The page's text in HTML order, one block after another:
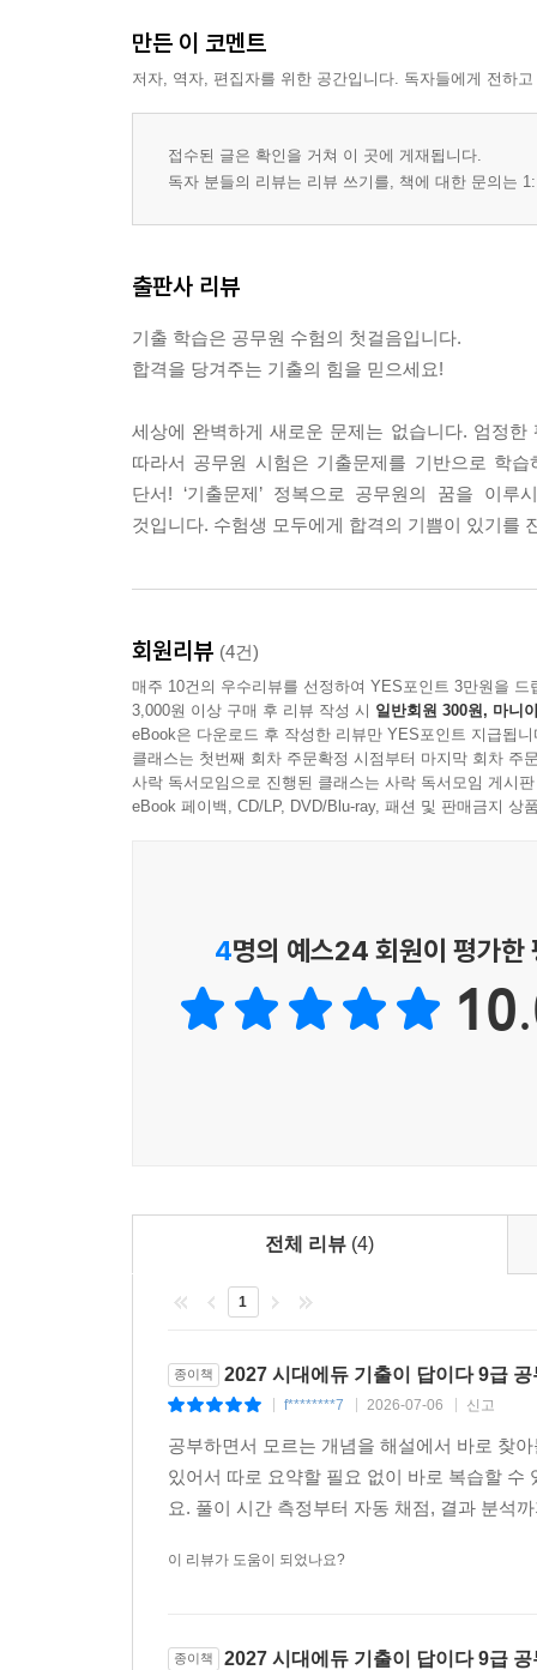
만든 이 코멘트
저자, 역자, 편집자를 위한 공간입니다. 독자들에게 전하
접수된 글은 확인을 거쳐 이 곳에 게재됩니다.
독자 분들의 리뷰는 리뷰 쓰기를, 책에 대한 문의는
출판사 리뷰
기출 학습은 공무원 수험의 첫걸음입니다.
합격을 당겨주는 기출의 힘을 믿으세요!
세상에 완벽하게 새로운 문제는 없습니다. 엄정
따라서 공무원 시험은 기출문제를 기반으로 학
단서! ‘기출문제’ 정복으로 공무원의 꿈을 이루
것입니다. 수험생 모두에게 합격의 기쁨이 있기를
회원리뷰 (4건)
매주 10건의 우수리뷰를 선정하여 YES포인트 3만원을 드
3,000원 이상 구매 후 리뷰 작성 시 일반회원 300원, 마니
eBook은 다운로드 후 작성한 리뷰만 YES포인트 지급됩니
클래스는 첫번째 회차 주문확정 시점부터 마지막 회차 주
사락 독서모임으로 진행된 클래스는 사락 독서모임 게시
eBook 페이백, CD/LP, DVD/Blu-ray, 패션 및 판매금지 상
4명의 예스24 회원이 평가한
전체 리뷰 (4)
1
종이책 2027 시대에듀 기출이 답이다 9급
f********7 2026-07-06 신고
공부하면서 모르는 개념을 해설에서 바로 찾
있어서 따로 요약할 필요 없이 바로 복습할
요. 풀이 시간 측정부터 자동 채점, 결과 분석
이 리뷰가 도움이 되었나요?
종이책 2027 시대에듀 기출이 답이다 9급